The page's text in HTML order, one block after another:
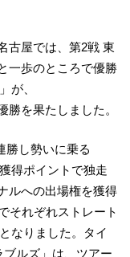
古屋では、第2戦 東
一歩のところで優勝
が、
勝を果たしました。
勝し勢いに乗る
得ポイントで独走
ルへの出場権を獲得
それぞれストレート
なりました。タイ
ブルズ」は、ツアー